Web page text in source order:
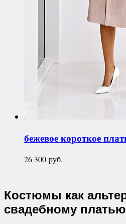
бежевое короткое
26 300 руб.
Костюмы как
свадебному платью